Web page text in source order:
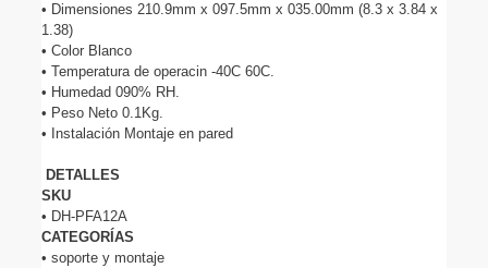
• Dimensiones 210.9mm x 097.5mm x 035.00mm (8.3 x 3.84 x
1.38)
• Color Blanco
• Temperatura de operacin -40C 60C.
• Humedad 090% RH.
• Peso Neto 0.1Kg.
• Instalación Montaje en pared
DETALLES
SKU
• DH-PFA12A
CATEGORÍAS
• soporte y montaje